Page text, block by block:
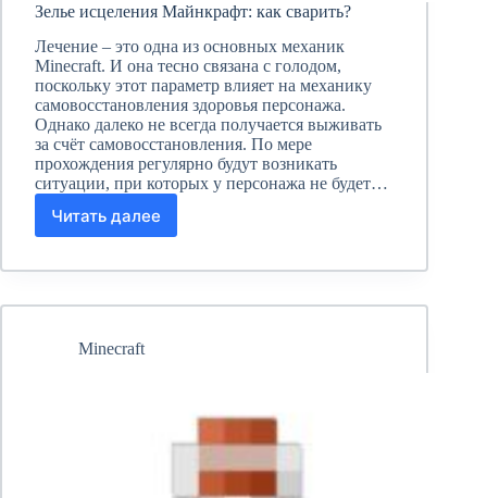
Зелье исцеления Майнкрафт: как сварить?
Лечение – это одна из основных механик
Minecraft. И она тесно связана с голодом,
поскольку этот параметр влияет на механику
самовосстановления здоровья персонажа.
Однако далеко не всегда получается выживать
за счёт самовосстановления. По мере
прохождения регулярно будут возникать
ситуации, при которых у персонажа не будет…
Читать далее
Зелье
Майнкрафт:
сварить?
Minecraft